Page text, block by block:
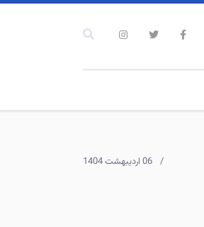
06 ارديبهشت 1404